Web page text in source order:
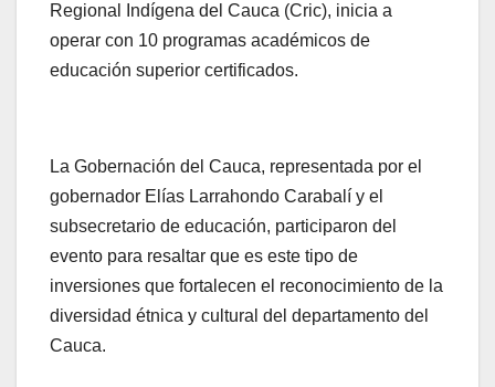
Regional Indígena del Cauca (Cric), inicia a
operar con 10 programas académicos de
educación superior certificados.
La Gobernación del Cauca, representada por el
gobernador Elías Larrahondo Carabalí y el
subsecretario de educación, participaron del
evento para resaltar que es este tipo de
inversiones que fortalecen el reconocimiento de la
diversidad étnica y cultural del departamento del
Cauca.